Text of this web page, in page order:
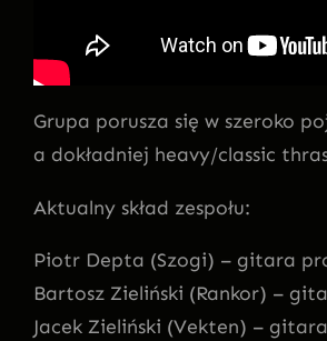
Grupa porusza się w szeroko
a dokładniej heavy/classic
Aktualny skład zespołu:
Piotr Depta (Szogi) – gitara
Bartosz Zieliński (Rankor) –
Jacek Zieliński (Vekten) –